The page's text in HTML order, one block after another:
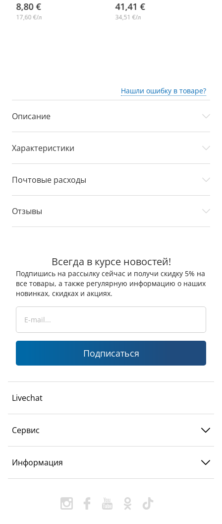
8,80 €
17,60 €/л
41,41 €
34,51 €/л
Нашли ошибку в товаре?
Описание
Характеристики
Почтовые расходы
Отзывы
Всегда в курсе новостей!
Подпишись на рассылку сейчас и получи скидку 5% на
все товары, а также регулярную информацию о наших
новинках, скидках и акциях.
Подписаться
Livechat
Сервис
Информация